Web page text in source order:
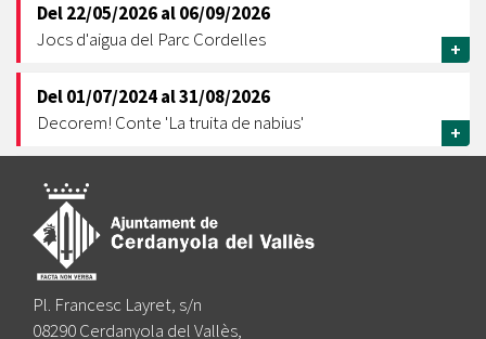
Del22/05/2026al06/09/2026
Jocs d'aigua del Parc Cordelles
+
Del01/07/2024al31/08/2026
Decorem! Conte 'La truita de nabius'
+
Pl. Francesc Layret, s/n
08290 Cerdanyola del Vallès,